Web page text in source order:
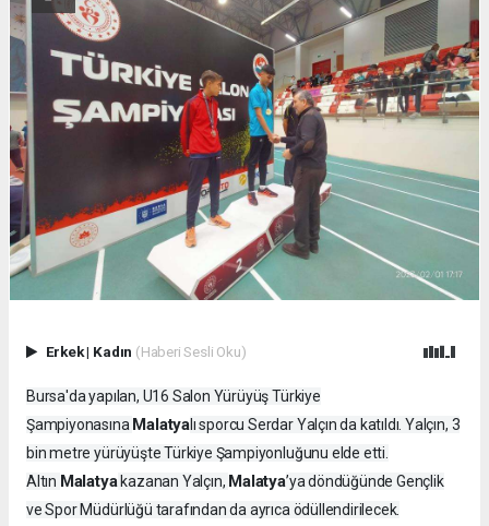
Erkek| Kadın (Haberi Sesli Oku)
Bursa'da yapılan, U16 Salon Yürüyüş Türkiye
Şampiyonasına Malatyalı sporcu Serdar Yalçın da katıldı. Yalçın, 3
bin metre yürüyüşte Türkiye Şampiyonluğunu elde etti.
Altın Malatyakazanan Yalçın, Malatya’ya döndüğünde Gençlik
ve Spor Müdürlüğü tarafından da ayrıca ödüllendirilecek.